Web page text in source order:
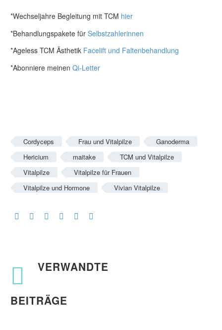
*Wechseljahre Begleitung mit TCM hier
*Behandlungspakete für Selbstzahlerinnen
*Ageless TCM Ästhetik Facelift und Faltenbehandlung
*Abonniere meinen Qi-Letter
Cordyceps Frau und Vitalpilze
Ganoderma
Hericium
maitake
TCM und Vitalpilze
Vitalpilze
Vitalpilze für Frauen
Vitalpilze und Hormone
Vivian Vitalpilze
VERWANDTE
BEITRÄGE